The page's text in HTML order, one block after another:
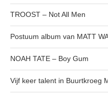
TROOST – Not All Men
Postuum album van MATT
NOAH TATE – Boy Gum
Vijf keer talent in Buurtkroeg